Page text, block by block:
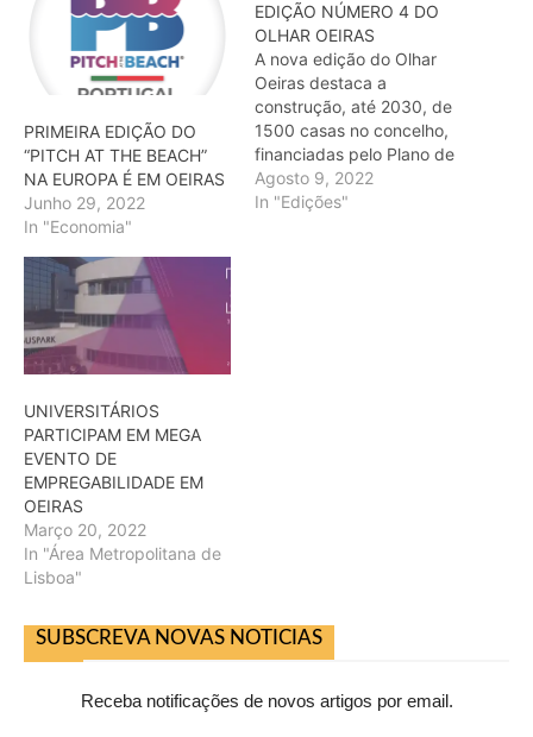
PRIMEIRA EDIÇÃO DO
“PITCH AT THE BEACH”
NA EUROPA É EM OEIRAS
Junho 29, 2022
In "Economia"
EDIÇÃO NÚMERO 4 DO
OLHAR OEIRAS
A nova edição do Olhar
Oeiras destaca a
construção, até 2030, de
1500 casas no concelho,
financiadas pelo Plano de
Recuperação e Resiliência
(PRR). Destaque ainda
Agosto 9, 2022
In "Edições"
UNIVERSITÁRIOS
PARTICIPAM EM MEGA
EVENTO DE
EMPREGABILIDADE EM
OEIRAS
Março 20, 2022
In "Área Metropolitana de
Lisboa"
SUBSCREVA NOVAS NOTICIAS
Receba notificações de novos artigos por email.